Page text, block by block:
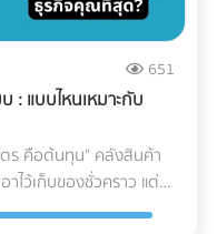
คุณต้องส่งด่วน การเลือก
5 ประเภทรถขนส่งยอด
นภาพชัดเจน เราขอแบ่ง
กเป็น 5 ประเภทหลัก
ดด้านเวลา เเละบรรทุก
งสร้างและการดัดแปลง
การปกป้องจากแดด ฝน
กับสินค้าที่รูปทรงไม่
651
: แบบไหนเหมาะกับ
ร คือต้นทุน" คลังสินค้า
ว้เก็บของชั่วคราว แต่
พอๆกับการจัดการคลัง